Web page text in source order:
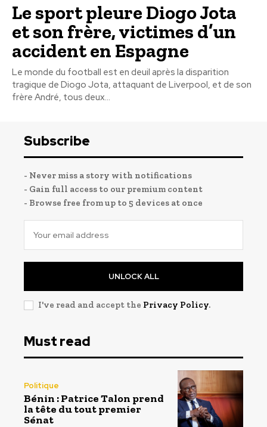
Le sport pleure Diogo Jota
et son frère, victimes d’un
accident en Espagne
Le monde du football est en deuil après la disparition
tragique de Diogo Jota, attaquant de Liverpool, et de son
frère André, tous deux...
Subscribe
- Never miss a story with notifications
- Gain full access to our premium content
- Browse free from up to 5 devices at once
UNLOCK ALL
I've read and accept the Privacy Policy.
Must read
Politique
Bénin : Patrice Talon prend
la tête du tout premier
Sénat